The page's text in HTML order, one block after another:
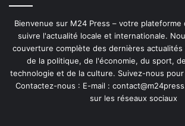
Bienvenue sur M24 Press – votre
suivre l'actualité locale et internationale.
couverture complète des dernières actualités
de la politique, de l'économie, du sport,
technologie et de la culture. Suivez-nous
Contactez-nous : E-mail :
sur les réseaux sociaux